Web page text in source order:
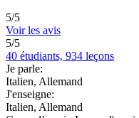
5/5
Voir les avis
5/5
40 étudiants, 934 leçons
Je parle:
Italien, Allemand
J'enseigne:
Italien, Allemand